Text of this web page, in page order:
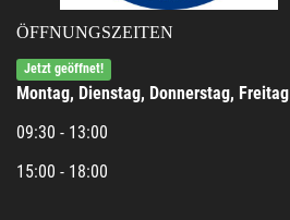
ÖFFNUNGSZEITEN
Jetzt geöffnet!
Montag, Dienstag, Donnerstag, Freitag
09:30 - 13:00
15:00 - 18:00